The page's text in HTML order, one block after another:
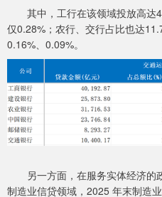
其中，工行在该领域投放高达
仅0.28%；农行、交行占比也达
0.16%、0.09%。
另一方面，在服务实体经济的
制造业信贷领域，2025 年末制造